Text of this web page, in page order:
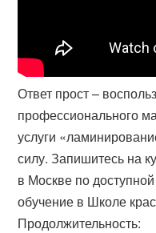
Ответ прост –
профессионального
услуги
силу. Запишитесь на
в Москве по
обучение в Школе
Продолжительность: